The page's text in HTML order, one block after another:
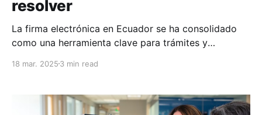
resolver
La firma electrónica en Ecuador se ha consolidado
como una herramienta clave para trámites y
cotidianos pero depende de superar retos técnicos
sensibles como los judiciales.
18 mar. 2025 3 min read